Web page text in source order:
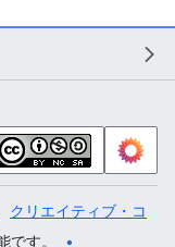
クリエイティブ・コ
です。